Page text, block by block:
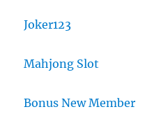
Joker123
Mahjong Slot
Bonus New Member